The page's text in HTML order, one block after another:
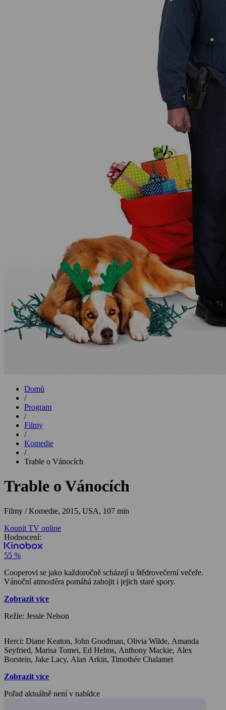
Domů
/
Program
/
Filmy
/
Komedie
/
Trable o Vánocích
Trable o Vánocích
Filmy / Komedie, 2015, USA, 107 min
Koupit TV online
Hodnocení:
55 %
Cooperovi se jako každoročně scházejí u štědrovečerní večeře.
Vánoční atmosféra pomáhá zahojit i jejich staré spory.
Zobrazit více
Režie: Jessie Nelson
Herci: Diane Keaton, John Goodman, Olivia Wilde, Amanda
Seyfried, Marisa Tomei, Ed Helms, Anthony Mackie, Alex
Borstein, Jake Lacy, Alan Arkin, Timothée Chalamet
Zobrazit více
Pořad aktuálně není v nabídce